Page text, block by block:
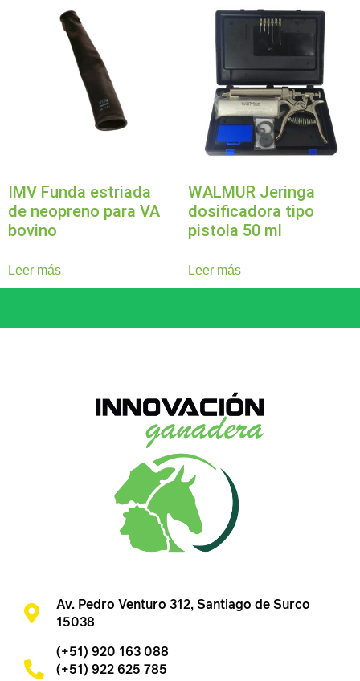
IMV Funda estriada
de neopreno para VA
bovino
Leer más
WALMUR Jeringa
dosificadora tipo
pistola 50 ml
Leer más
Av. Pedro Venturo 312, Santiago de Surco
15038
(+51) 920 163 088
(+51) 922 625 785